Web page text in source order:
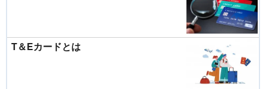
T＆Eカードとは